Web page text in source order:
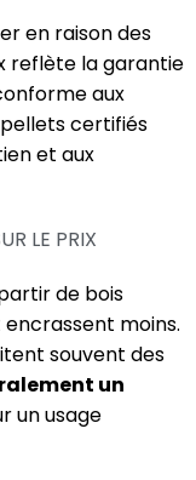
en raison des
reflète la garantie
aux
certifiés
et aux
LE PRIX
de bois
moins.
souvent des
un
un usage